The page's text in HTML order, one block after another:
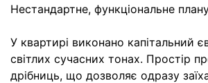
Нестандартне, функціональне
У квартирі виконано капітальний
світлих сучасних тонах. Простір
дрібниць, що дозволяє одразу